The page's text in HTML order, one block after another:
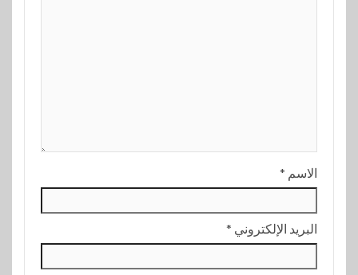
الاسم *
البريد الإلكتروني *